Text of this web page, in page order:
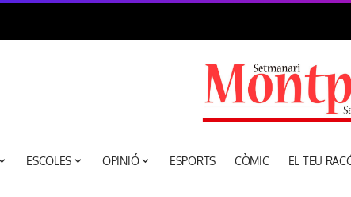
ESCOLES OPINIÓ ESPORTS CÒMIC EL TEU